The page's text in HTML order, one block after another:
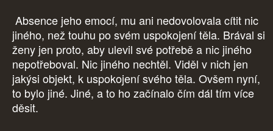
Absence jeho emocí, mu ani nedovolovala cítit nic
jiného, než touhu po svém uspokojení těla. Brával si
ženy jen proto, aby ulevil své potřebě a nic jiného
nepotřeboval. Nic jiného nechtěl. Viděl v nich jen
jakýsi objekt, k uspokojení svého těla. Ovšem nyní,
to bylo jiné. Jiné, a to ho začínalo čím dál tím více
děsit.